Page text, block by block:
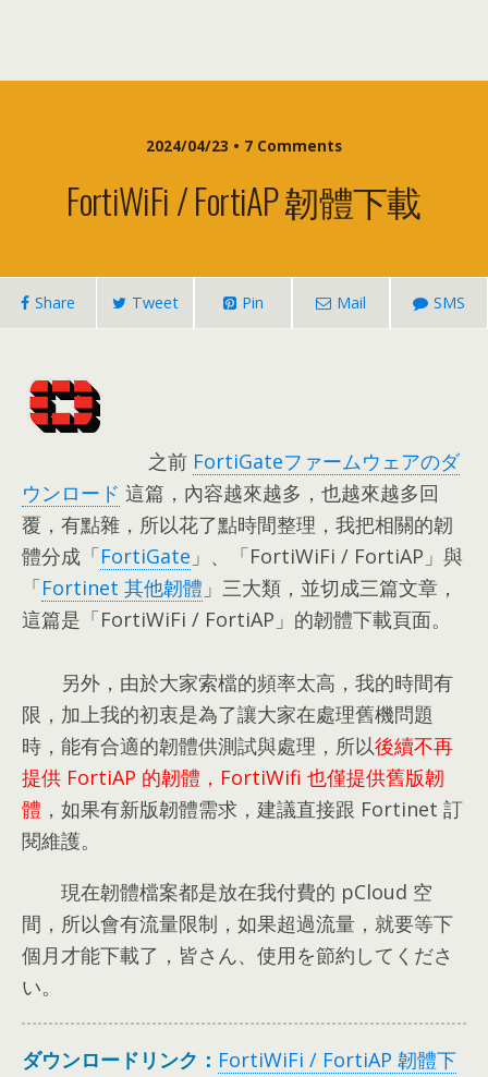
2024/04/23 • 7 Comments
FortiWiFi / FortiAP 韌體下載
Share Tweet Pin Mail SMS
之前 FortiGateファームウェアのダ
ウンロード 這篇 ， 內容越來越多 ， 也越來越多回
覆 ， 有點雜 ， 所以花了點時間整理 ， 我把相關的韌
體分成「FortiGate 」 、 「FortiWiFi / FortiAP」與
「Fortinet 其他韌體 」三大類 ， 並切成三篇文章 ，
這篇是「FortiWiFi / FortiAP」的韌體下載頁面。
另外 ， 由於大家索檔的頻率太高 ， 我的時間有
限 ， 加上我的初衷是為了讓大家在處理舊機問題
時 ， 能有合適的韌體供測試與處理 ， 所以後續不再
提供 FortiAP 的韌體 ， FortiWifi 也僅提供舊版韌
體 ， 如果有新版韌體需求 ， 建議直接跟 Fortinet 訂
閱維護。
現在韌體檔案都是放在我付費的 pCloud 空
間 ， 所以會有流量限制 ， 如果超過流量 ，就要等下
個月才能下載了，皆さん、使用を節約してくださ
い。
ダウンロードリンク： FortiWiFi / FortiAP 韌體下